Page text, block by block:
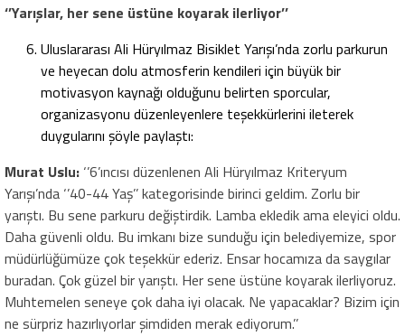
‘’Yarışlar, her sene üstüne koyarak ilerliyor’’
Uluslararası Ali Hüryılmaz Bisiklet Yarışı’nda zorlu parkurun
ve heyecan dolu atmosferin kendileri için büyük bir
motivasyon kaynağı olduğunu belirten sporcular,
organizasyonu düzenleyenlere teşekkürlerini ileterek
duygularını şöyle paylaştı:
Murat Uslu: ‘’6’ıncısı düzenlenen Ali Hüryılmaz Kriteryum
Yarışı’nda ‘’40-44 Yaş’’ kategorisinde birinci geldim. Zorlu bir
yarıştı. Bu sene parkuru değiştirdik. Lamba ekledik ama eleyici oldu.
Daha güvenli oldu. Bu imkanı bize sunduğu için belediyemize, spor
müdürlüğümüze çok teşekkür ederiz. Ensar hocamıza da saygılar
buradan. Çok güzel bir yarıştı. Her sene üstüne koyarak ilerliyoruz.
Muhtemelen seneye çok daha iyi olacak. Ne yapacaklar? Bizim için
ne sürpriz hazırlıyorlar şimdiden merak ediyorum.’’